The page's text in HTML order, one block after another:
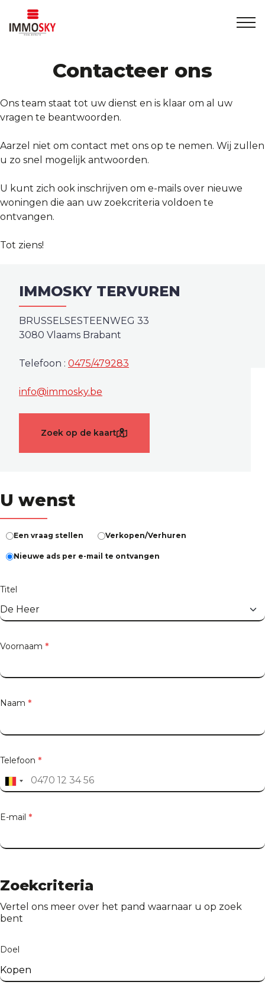
Te koop
Contact
Rentmeesterschap
+32 475 479283 info@immosky.be
Contacteer ons
Ons team staat tot uw dienst en is klaar om al uw
vragen te beantwoorden.
Aarzel niet om contact met ons op te nemen. Wij zullen
u zo snel mogelijk antwoorden.
U kunt zich ook inschrijven om e-mails over nieuwe
woningen die aan uw zoekcriteria voldoen te
ontvangen.
Tot ziens!
IMMOSKY TERVUREN
BRUSSELSESTEENWEG 33
3080 Vlaams Brabant
Telefoon : 0475/479283
info@immosky.be
Zoek op de kaart
U wenst
Een vraag stellen Verkopen/Verhuren
Nieuwe ads per e-mail te ontvangen
Titel
Voornaam *
Naam *
Telefoon *
E-mail *
Adres van het pand
Adres
Nummer
Zoekcriteria
Vertel ons meer over het pand waarnaar u op zoek
bent
Doel